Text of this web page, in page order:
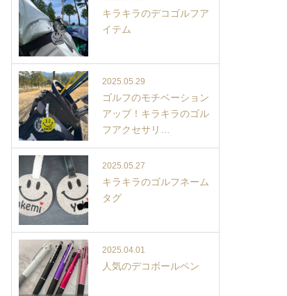
キラキラのデコゴルフア
イテム
2025.05.29
ゴルフのモチベーション
アップ！キラキラのゴル
フアクセサリ…
2025.05.27
キラキラのゴルフネーム
タグ
2025.04.01
人気のデコボールペン